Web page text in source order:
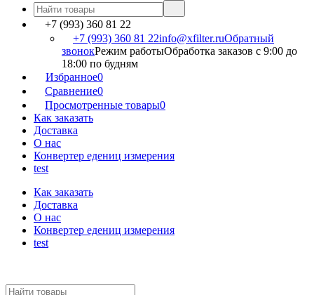
+7 (993) 360 81 22
+7 (993) 360 81 22info@xfilter.ruОбратный
звонокРежим работыОбработка заказов с 9:00 до
18:00 по будням
Избранное0
Сравнение0
Просмотренные товары0
Как заказать
Доставка
О нас
Конвертер едениц измерения
test
Как заказать
Доставка
О нас
Конвертер едениц измерения
test